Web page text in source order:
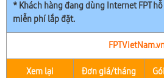
* Khách hàng đang dùng Internet FPT
miễn phí lắp đặt.
Xem lại Đơn giá/tháng